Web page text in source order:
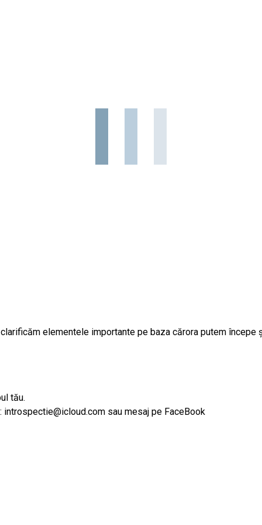
elementele importante pe baza cărora putem
tău.
sau mesaj pe FaceBook